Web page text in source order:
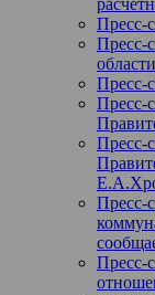
Пресс-
Пресс-
Пресс-
Пресс-
Пресс-
Пресс-
Пресс-